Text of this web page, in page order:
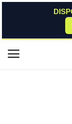
Meniu principal
Dulche de leche